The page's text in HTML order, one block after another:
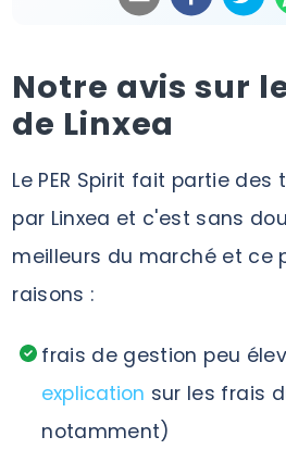
Notre avis sur
de Linxea
Le PER Spirit fait partie des
par Linxea et c'est sans
meilleurs du marché et ce
raisons :
frais de gestion peu
explication sur les frais
notamment)